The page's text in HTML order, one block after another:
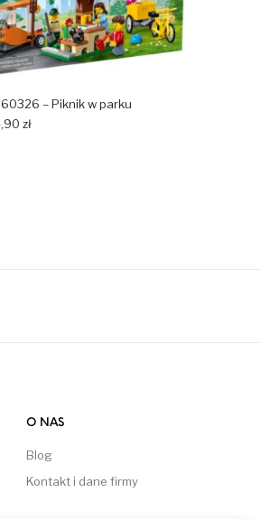
60326 – Piknik w parku
cena wynosiła: 99,50 zł.
złAktualna cena wynosi: 64,90 zł.
O NAS
Blog
Kontakt i dane firmy